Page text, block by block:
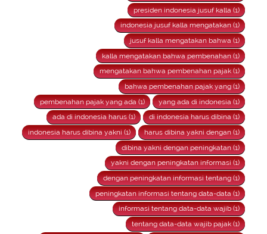
presiden indonesia jusuf kalla (1)
indonesia jusuf kalla mengatakan (1)
jusuf kalla mengatakan bahwa (1)
kalla mengatakan bahwa pembenahan (1)
mengatakan bahwa pembenahan pajak (1)
bahwa pembenahan pajak yang (1)
pembenahan pajak yang ada (1)
yang ada di indonesia (1)
ada di indonesia harus (1)
di indonesia harus dibina (1)
indonesia harus dibina yakni (1)
harus dibina yakni dengan (1)
dibina yakni dengan peningkatan (1)
yakni dengan peningkatan informasi (1)
dengan peningkatan informasi tentang (1)
peningkatan informasi tentang data-data (1)
informasi tentang data-data wajib (1)
tentang data-data wajib pajak (1)